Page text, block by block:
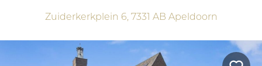
Zuiderkerkplein 6, 7331 AB Apeldoorn